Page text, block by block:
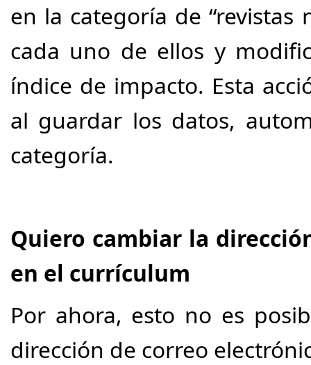
en la categoría de “revistas
cada uno de ellos y
índice de impacto. Esta
al guardar los datos,
categoría.
Quiero cambiar la
en el currículum
Por ahora, esto no es
dirección de correo